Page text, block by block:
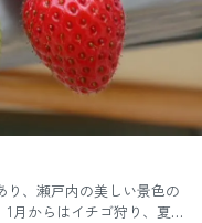
り、瀬戸内の美しい景色の
月からはイチゴ狩り、夏に